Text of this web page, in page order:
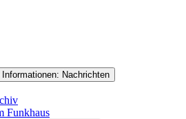
Informationen: Nachrichten
Funkhaus